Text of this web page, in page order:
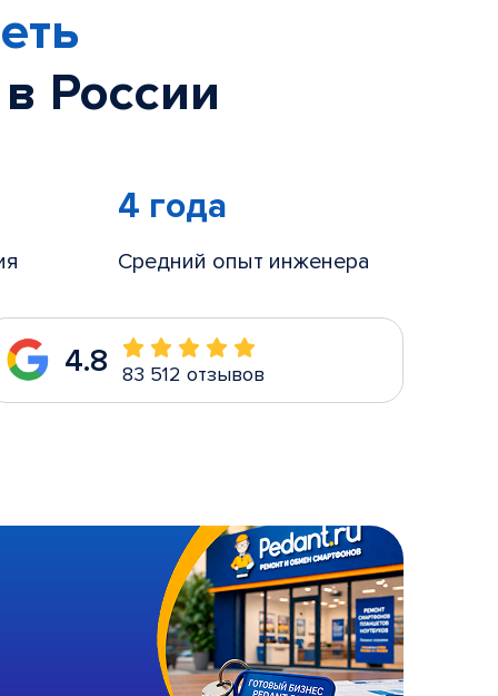
России
4 года
Средний опыт инженера
4.8 83 512 отзывов